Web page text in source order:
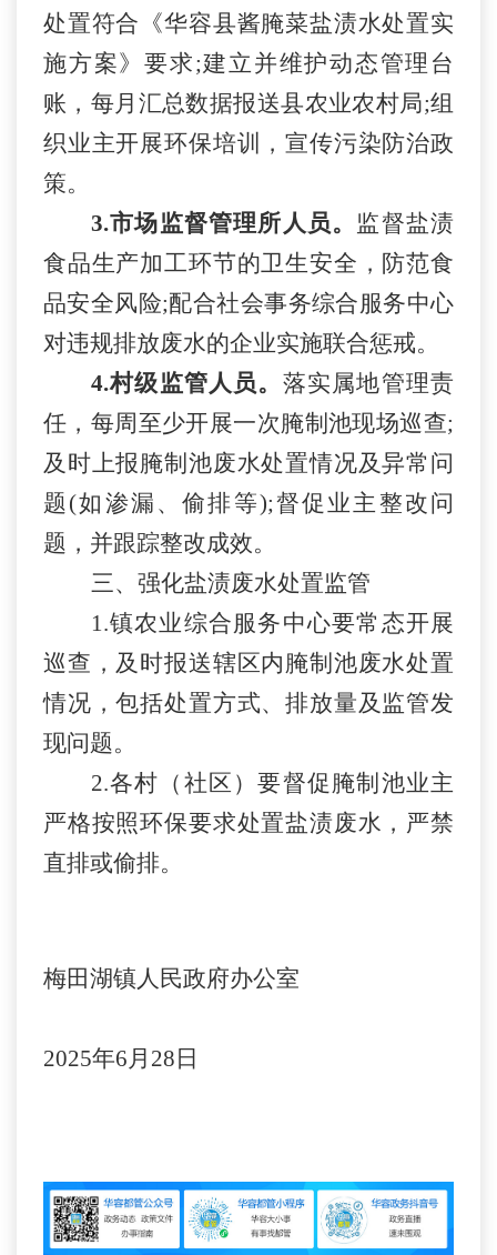
处置符合《华容县酱腌菜盐渍水处置实
施方案》要求;建立并维护动态管理台
账，每月汇总数据报送县农业农村局;组
织业主开展环保培训，宣传污染防治政
策。
3.市场监督管理所人员。 监督盐渍
食品生产加工环节的卫生安全，防范食
品安全风险;配合社会事务综合服务中心
对违规排放废水的企业实施联合惩戒。
4.村级监管人员。 落实属地管理责
任，每周至少开展一次腌制池现场巡查;
及时上报腌制池废水处置情况及异常问
题(如渗漏、偷排等);督促业主整改问
题，并跟踪整改成效。
三、 强化盐渍废水处置监管
1.镇农业综合服务中心要常态开展
巡查，及时报送辖区内腌制池废水处置
情况，包括处置方式、排放量及监管发
现问题。
2.各村（社区）要督促腌制池业主
严格按照环保要求处置盐渍废水，严禁
直排或偷排。
梅田湖镇人民政府办公室
2025年6月28日